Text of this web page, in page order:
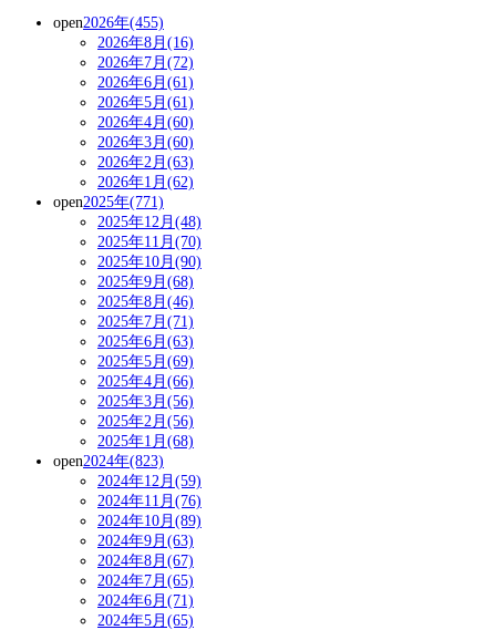
open2026年(455)
2026年8月(16)
2026年7月(72)
2026年6月(61)
2026年5月(61)
2026年4月(60)
2026年3月(60)
2026年2月(63)
2026年1月(62)
open2025年(771)
2025年12月(48)
2025年11月(70)
2025年10月(90)
2025年9月(68)
2025年8月(46)
2025年7月(71)
2025年6月(63)
2025年5月(69)
2025年4月(66)
2025年3月(56)
2025年2月(56)
2025年1月(68)
open2024年(823)
2024年12月(59)
2024年11月(76)
2024年10月(89)
2024年9月(63)
2024年8月(67)
2024年7月(65)
2024年6月(71)
2024年5月(65)